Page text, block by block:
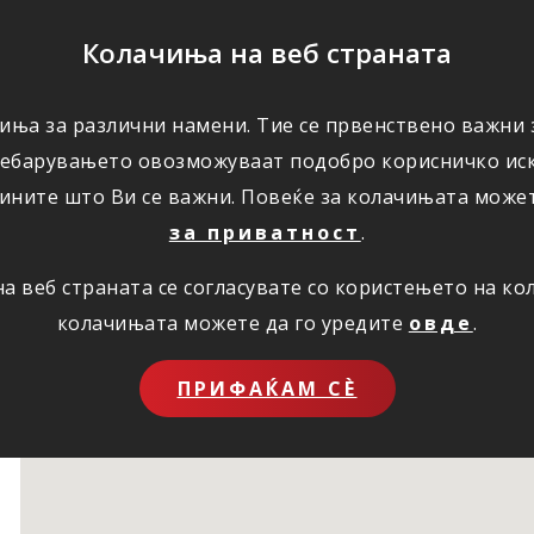
Колачиња на веб страната
за различни намени. Тие се првенствено важни
овозможуваат подобро корисничко
што Ви се важни. Повеќе за колачињата
за приватност.
страната се согласувате со користењето на
колачињата можете да го уредите овде.
ПРИФАЌАМ СЀ
ПОВОЛНОСТИ КОРИСНО ЗА НАС